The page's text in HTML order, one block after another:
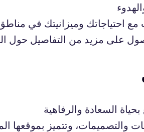
احتياجاتك وميزانيتك في
على مزيد من التفاصيل حول
السعادة والرفاهية
وتتميز بموقعها